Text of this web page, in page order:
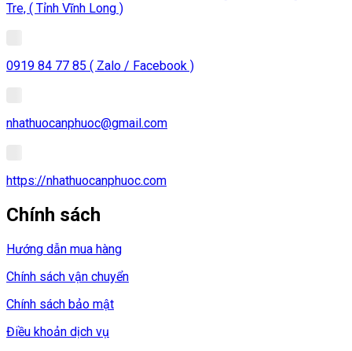
Tre, ( Tỉnh Vĩnh Long )
0919 84 77 85 ( Zalo / Facebook )
nhathuocanphuoc@gmail.com
https://nhathuocanphuoc.com
Chính sách
Hướng dẫn mua hàng
Chính sách vận chuyển
Chính sách bảo mật
Điều khoản dịch vụ